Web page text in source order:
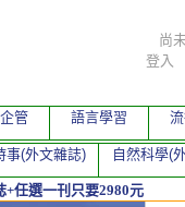
尚未
登入
管
語言學習
事(外文雜誌) 自然科學(
+任選一刊只要2980元